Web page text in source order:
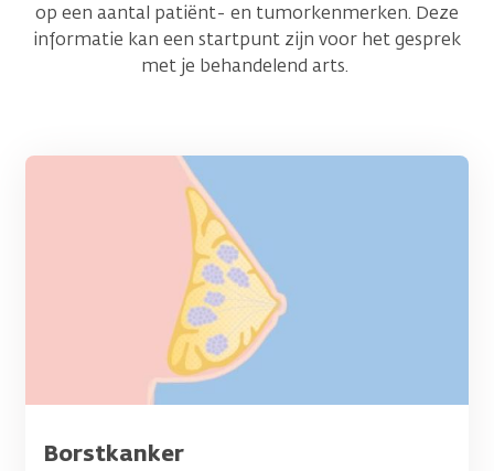
op een aantal patiënt- en tumorkenmerken. Deze
informatie kan een startpunt zijn voor het gesprek
met je behandelend arts.
Afbeelding
Titel
Borstkanker